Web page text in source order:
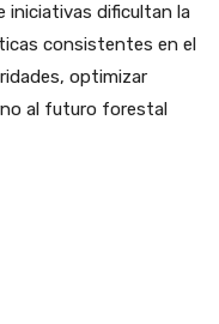
iniciativas dificultan la
consistentes en el
optimizar
al futuro forestal